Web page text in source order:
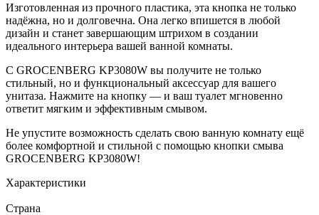
Изготовленная из прочного пластика, эта кнопка не только
надёжна, но и долговечна. Она легко впишется в любой
дизайн и станет завершающим штрихом в создании
идеального интерьера вашей ванной комнаты.
С GROCENBERG KP3080W вы получите не только
стильный, но и функциональный аксессуар для вашего
унитаза. Нажмите на кнопку — и ваш туалет мгновенно
ответит мягким и эффективным смывом.
Не упустите возможность сделать свою ванную комнату ещё
более комфортной и стильной с помощью кнопки смыва
GROCENBERG KP3080W!
Характеристики
Страна